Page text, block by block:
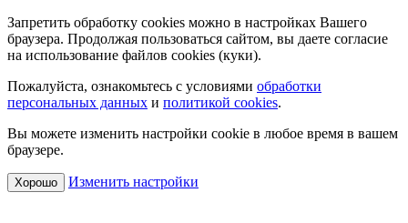
Запретить обработку cookies можно в настройках Вашего
браузера. Продолжая пользоваться сайтом, вы даете согласие
на использование файлов cookies (куки).
Пожалуйста, ознакомьтесь с условиями обработки
персональных данных и политикой cookies.
Вы можете изменить настройки cookie в любое время в вашем
браузере.
Хорошо Изменить настройки